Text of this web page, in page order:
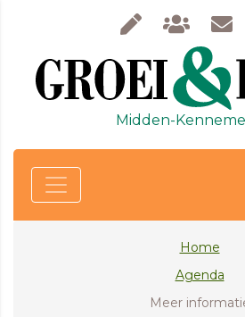
Midden-
Home
Agenda
Meer